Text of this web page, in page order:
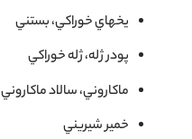
يخهاي خوراكي، بستني
پودر ژله، ژله خوراكي
ماكاروني، سالاد ماكاروني
خمير شيريني